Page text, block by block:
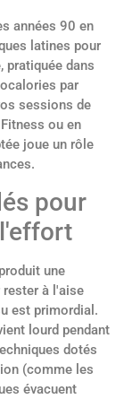
années 90 en
latines pour
pratiquée dans
par
sessions de
ou en
joue un rôle
pour
une
à l'aise
est primordial.
lourd pendant
dotés
(comme les
évacuent